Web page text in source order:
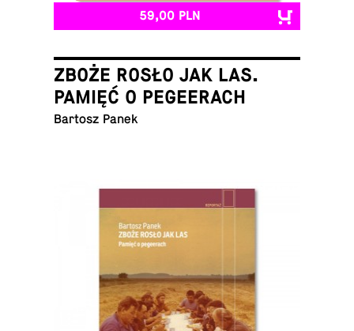
59,00 PLN
ZBOŻE ROSŁO JAK LAS.
PAMIĘĆ O PEGEERACH
Bartosz Panek